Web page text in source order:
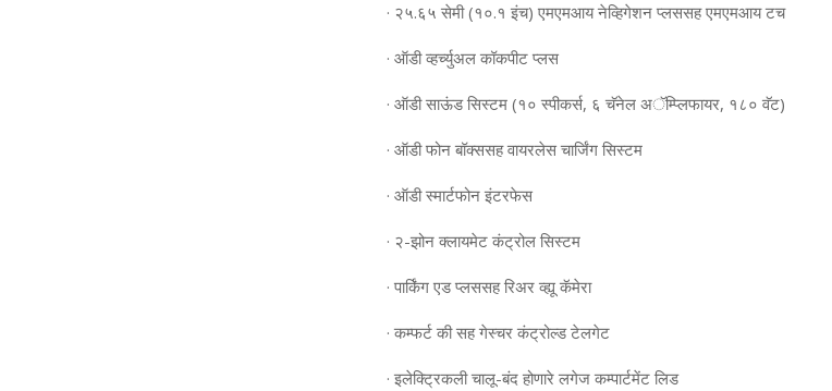
· २५.६५ सेमी (१०.१ इंच) एमएमआय नेव्हिगेशन प्‍लससह एमएमआय टच
· ऑडी व्‍हर्च्‍युअल कॉकपीट प्‍लस
· ऑडी साऊंड सिस्‍टम (१० स्‍पीकर्स, ६ चॅनेल अॅम्प्लिफायर, १८० वॅट)
· ऑडी फोन बॉक्‍ससह वायरलेस चार्जिंग सिस्‍टम
· ऑडी स्‍मार्टफोन इंटरफेस
· २-झोन क्‍लायमेट कंट्रोल सिस्‍टम
· पार्किंग एड प्‍लससह रिअर व्‍ह्यू कॅमेरा
· कम्‍फर्ट की सह गेस्‍चर कंट्रोल्‍ड टेलगेट
· इलेक्ट्रिकली चालू-बंद होणारे लगेज कम्‍पार्टमेंट लिड